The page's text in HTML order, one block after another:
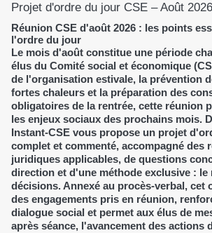
Projet d'ordre du jour CSE – Août 2026
Réunion CSE d'août 2026 : les points
l'ordre du jour
Le mois d'août constitue une période
élus du Comité social et économique
de l'organisation estivale, la prévention
fortes chaleurs et la préparation des
obligatoires de la rentrée, cette réunion
les enjeux sociaux des prochains mois.
Instant-CSE vous propose un projet
complet et commenté, accompagné des
juridiques applicables, de questions
direction et d'une méthode exclusive : le
décisions. Annexé au procès-verbal, cet
des engagements pris en réunion,
dialogue social et permet aux élus de
après séance, l'avancement des actions